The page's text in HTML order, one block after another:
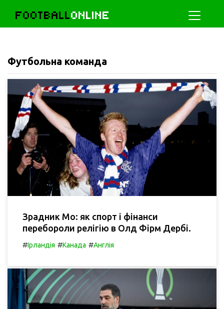
FOOTBALLONLINE
Футбольна команда
Зрадник Мо: як спорт і фінанси
перебороли релігію в Олд Фірм Дербі.
#Ірландія #Канада #Англія